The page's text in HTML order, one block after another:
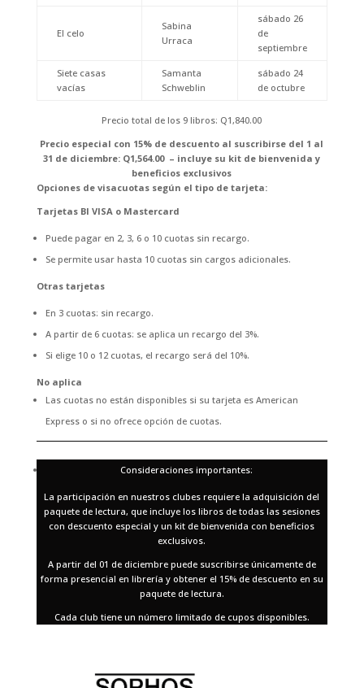
El celo
Sabina
Urraca
sábado 26
de
septiembre
Siete casas
vacías
Samanta
Schweblin
sábado 24
de octubre
Precio total de los 9 libros: Q1,840.00
Precio especial con 15% de descuento al suscribirse del 1 al
31 de diciembre: Q1,564.00 – incluye su kit de bienvenida y
beneficios exclusivos
Opciones de visacuotas según el tipo de tarjeta:
Tarjetas BI VISA o Mastercard
Puede pagar en 2, 3, 6 o 10 cuotas sin recargo.
Se permite usar hasta 10 cuotas sin cargos adicionales.
Otras tarjetas
En 3 cuotas: sin recargo.
A partir de 6 cuotas: se aplica un recargo del 3%.
Si elige 10 o 12 cuotas, el recargo será del 10%.
No aplica
Las cuotas no están disponibles si su tarjeta es American
Express o si no ofrece opción de cuotas.
Consideraciones importantes:
La participación en nuestros clubes requiere la adquisición del
paquete de lectura, que incluye los libros de todas las sesiones
con descuento especial y un kit de bienvenida con beneficios
exclusivos.
A partir del 01 de diciembre puede suscribirse únicamente de
forma presencial en librería y obtener el 15% de descuento en su
paquete de lectura.
Cada club tiene un número limitado de cupos disponibles.